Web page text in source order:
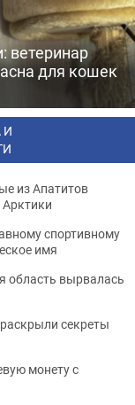
ветеринар
для кошек
И
из Апатитов
спортивному
имя
область вырвалась
секреты
монету с